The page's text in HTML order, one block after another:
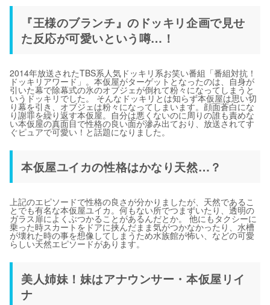
『王様のブランチ』のドッキリ企画で見せ
た反応が可愛いという噂…！
2014年放送されたTBS系人気ドッキリ系お笑い番組「番組対抗！
ドッキリアワード」。本仮屋がターゲットとなったのは、自身が
引いた幕で除幕式の氷のオブジェが倒れて粉々になってしまうと
いうドッキリでした。 そんなドッキリとは知らず本仮屋は思い切
り幕を引き、オブジェは粉々になってしまいます。顔面蒼白にな
り謝罪を繰り返す本仮屋。自分は悪くないのに周りの誰も責めな
い本仮屋の真面目で性格の良い面が滲み出ており、放送されてす
ぐピュアで可愛い！と話題になりました。
本仮屋ユイカの性格はかなり天然…？
上記のエピソードで性格の良さが分かりましたが、天然であるこ
とでも有名な本仮屋ユイカ。何もない所でつまずいたり、透明の
ガラス扉によくぶつかることがあるんだとか。 他にもタクシーに
乗った時スカートをドアに挟んだまま気がつかなかったり、水槽
が壊れた時の事を想像してしまうため水族館が怖い、などの可愛
らしい天然エピソードがあります。
美人姉妹！妹はアナウンサー・本仮屋リイ
ナ